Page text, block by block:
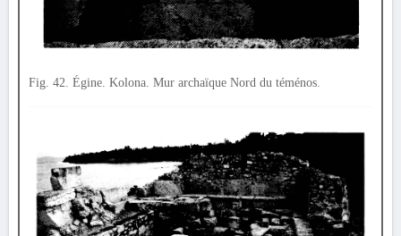
Fig. 42. Égine. Kolona. Mur archaïque Nord du téménos.